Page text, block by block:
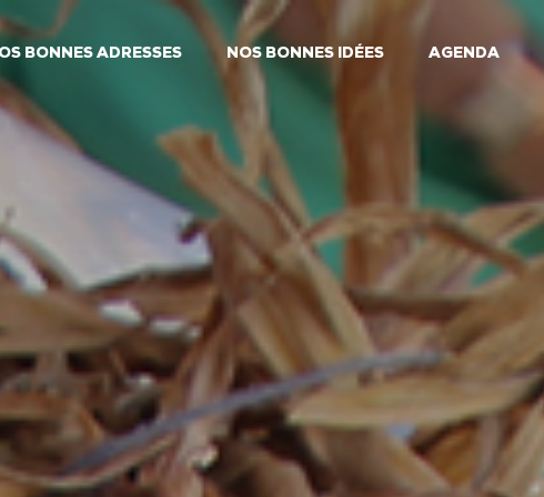
BONNES ADRESSES NOS BONNES IDÉES AGENDA